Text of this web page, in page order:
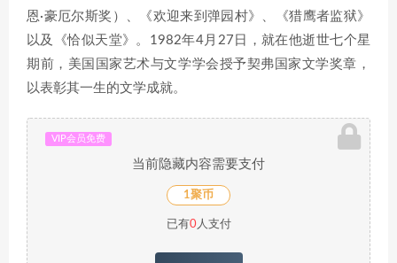
恩·豪厄尔斯奖）、《欢迎来到弹园村》、《猎鹰者监狱》
以及《恰似天堂》。1982年4月27日，就在他逝世七个星
期前，美国国家艺术与文学学会授予契弗国家文学奖章，
以表彰其一生的文学成就。
VIP会员免费
当前隐藏内容需要支付
1聚币
已有0人支付